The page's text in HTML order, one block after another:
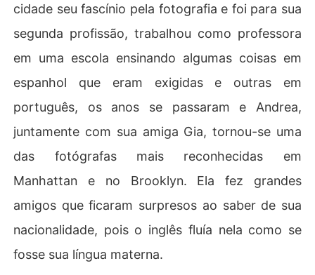
cidade seu fascínio pela fotografia e foi para sua
segunda profissão, trabalhou como professora
em uma escola ensinando algumas coisas em
espanhol que eram exigidas e outras em
português, os anos se passaram e Andrea,
juntamente com sua amiga Gia, tornou-se uma
das fotógrafas mais reconhecidas em
Manhattan e no Brooklyn. Ela fez grandes
amigos que ficaram surpresos ao saber de sua
nacionalidade, pois o inglês fluía nela como se
fosse sua língua materna.